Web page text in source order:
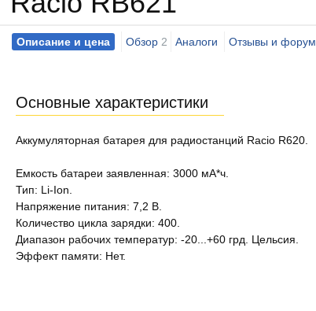
Описание и цена Обзор 2 Аналоги Отзывы и форум
Основные характеристики
Аккумуляторная батарея для радиостанций Racio R620.
Емкость батареи заявленная: 3000 мА*ч.
Тип: Li-Ion.
Напряжение питания: 7,2 В.
Количество цикла зарядки: 400.
Диапазон рабочих температур: -20...+60 грд. Цельсия.
Эффект памяти: Нет.